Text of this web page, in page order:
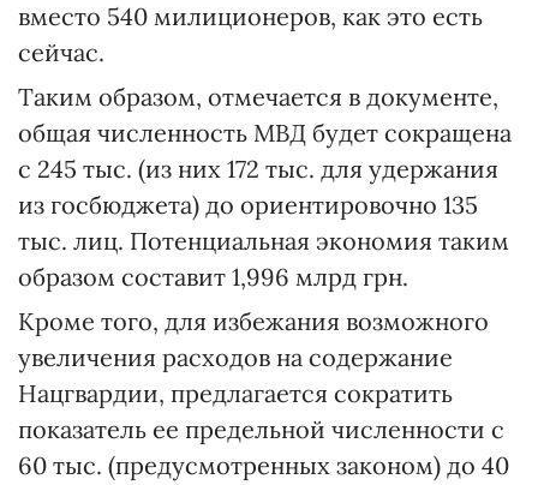
вместо 540 милиционеров, как это есть
сейчас.
Таким образом, отмечается в документе,
общая численность МВД будет сокращена
с 245 тыс. (из них 172 тыс. для удержания
из госбюджета) до ориентировочно 135
тыс. лиц. Потенциальная экономия таким
образом составит 1,996 млрд грн.
Кроме того, для избежания возможного
увеличения расходов на содержание
Нацгвардии, предлагается сократить
показатель ее предельной численности с
60 тыс. (предусмотренных законом) до 40